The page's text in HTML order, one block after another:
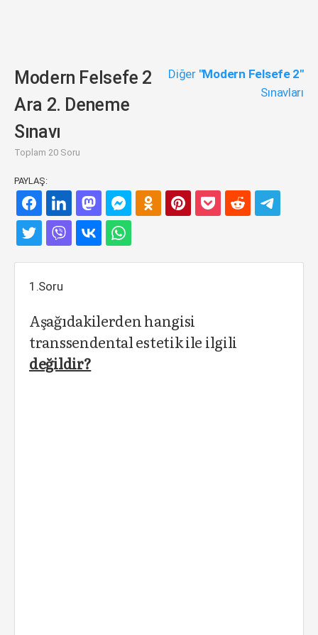
Modern Felsefe 2
Ara 2. Deneme
Sınavı
Toplam 20 Soru
Diğer "Modern Felsefe 2"
Sınavları
PAYLAŞ:
1.Soru
Aşağıdakilerden hangisi
transsendental estetik ile ilgili
değildir?